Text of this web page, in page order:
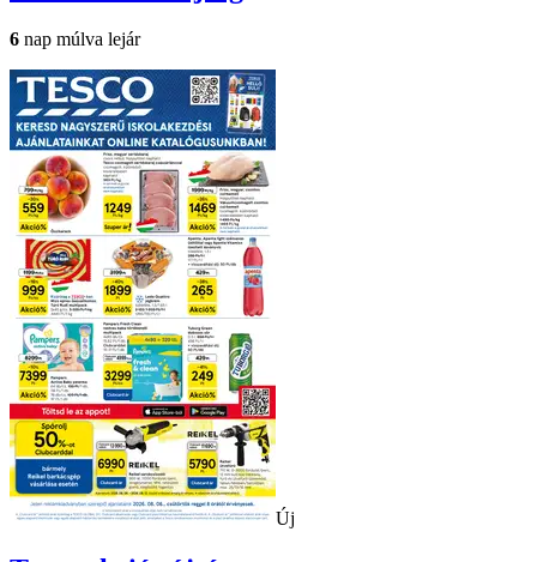
6 nap múlva lejár
Új